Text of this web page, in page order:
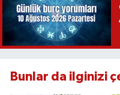
Bunlar da ilginizi